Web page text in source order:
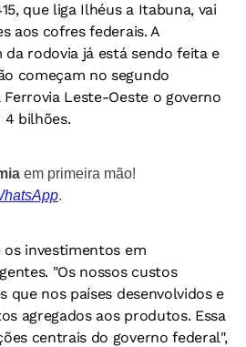
que liga Ilhéus a Itabuna, vai
aos cofres federais. A
da rodovia já está sendo feita e
começam no segundo
Ferrovia Leste-Oeste o governo
bilhões.
em primeira mão!
.
os investimentos em
"Os nossos custos
que nos países desenvolvidos e
agregados aos produtos. Essa
centrais do governo federal",